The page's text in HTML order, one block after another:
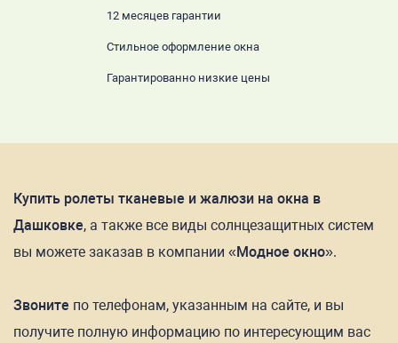
12 месяцев гарантии
Стильное оформление окна
Гарантированно низкие цены
Купить ролеты тканевые и жалюзи на окна в
Дашковке, а также все виды солнцезащитных систем
вы можете заказав в компании «Модное окно».
Звоните по телефонам, указанным на сайте, и вы
получите полную информацию по интересующим вас